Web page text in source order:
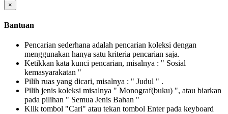
×
Bantuan
Pencarian sederhana adalah pencarian koleksi dengan
menggunakan hanya satu kriteria pencarian saja.
Ketikkan kata kunci pencarian, misalnya : " Sosial
kemasyarakatan "
Pilih ruas yang dicari, misalnya : " Judul " .
Pilih jenis koleksi misalnya " Monograf(buku) ", atau biarkan
pada pilihan " Semua Jenis Bahan "
Klik tombol "Cari" atau tekan tombol Enter pada keyboard